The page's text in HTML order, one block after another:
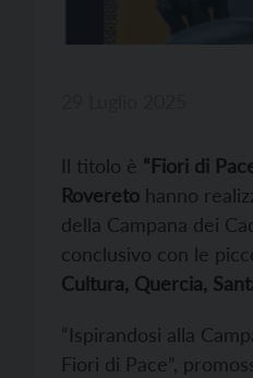
Il titolo è “Fiori di
Rovereto hanno
della Campana dei
conclusivo con le
Cultura, Quercia,
“Ispirandosi alla
Fiori di Pace”,